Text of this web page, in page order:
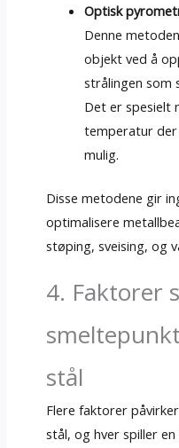
Optisk
Denne
objekt ved å
strålingen som
Det er spesielt
temperatur
mulig.
Disse metodene gir
optimalisere
støping, sveising, og
4. Faktorer
stål
Flere faktorer
stål, og hver spiller